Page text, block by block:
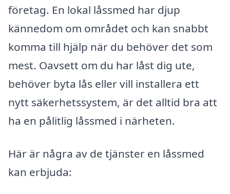
företag. En lokal låssmed har djup
kännedom om området och kan snabbt
komma till hjälp när du behöver det som
mest. Oavsett om du har låst dig ute,
behöver byta lås eller vill installera ett
nytt säkerhetssystem, är det alltid bra att
ha en pålitlig låssmed i närheten.
Här är några av de tjänster en låssmed
kan erbjuda: